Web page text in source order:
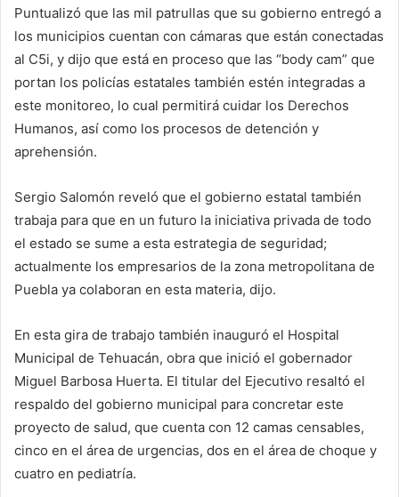
Puntualizó que las mil patrullas que su gobierno entregó a
los municipios cuentan con cámaras que están conectadas
al C5i, y dijo que está en proceso que las “body cam” que
portan los policías estatales también estén integradas a
este monitoreo, lo cual permitirá cuidar los Derechos
Humanos, así como los procesos de detención y
aprehensión.
Sergio Salomón reveló que el gobierno estatal también
trabaja para que en un futuro la iniciativa privada de todo
el estado se sume a esta estrategia de seguridad;
actualmente los empresarios de la zona metropolitana de
Puebla ya colaboran en esta materia, dijo.
En esta gira de trabajo también inauguró el Hospital
Municipal de Tehuacán, obra que inició el gobernador
Miguel Barbosa Huerta. El titular del Ejecutivo resaltó el
respaldo del gobierno municipal para concretar este
proyecto de salud, que cuenta con 12 camas censables,
cinco en el área de urgencias, dos en el área de choque y
cuatro en pediatría.